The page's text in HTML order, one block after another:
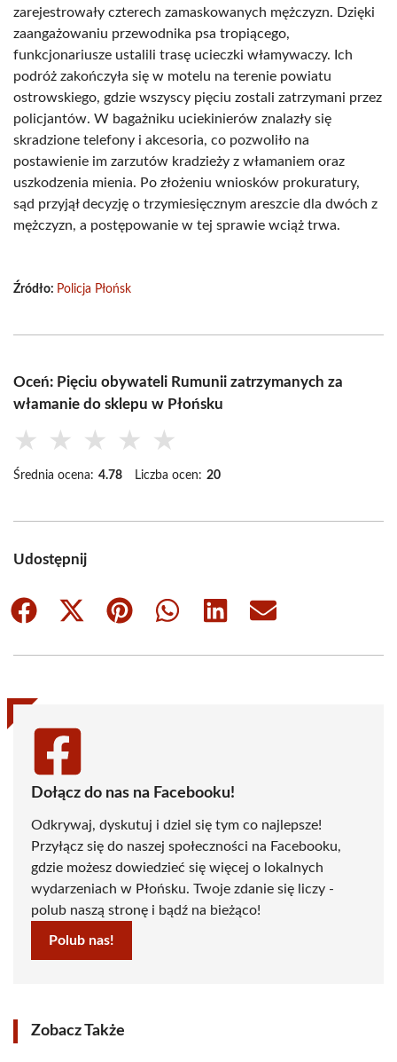
zarejestrowały czterech zamaskowanych mężczyzn. Dzięki
zaangażowaniu przewodnika psa tropiącego,
funkcjonariusze ustalili trasę ucieczki włamywaczy. Ich
podróż zakończyła się w motelu na terenie powiatu
ostrowskiego, gdzie wszyscy pięciu zostali zatrzymani przez
policjantów. W bagażniku uciekinierów znalazły się
skradzione telefony i akcesoria, co pozwoliło na
postawienie im zarzutów kradzieży z włamaniem oraz
uszkodzenia mienia. Po złożeniu wniosków prokuratury,
sąd przyjął decyzję o trzymiesięcznym areszcie dla dwóch z
mężczyzn, a postępowanie w tej sprawie wciąż trwa.
Źródło: Policja Płońsk
Oceń: Pięciu obywateli Rumunii zatrzymanych za
włamanie do sklepu w Płońsku
★ ★ ★ ★ ★
Średnia ocena: 4.78 Liczba ocen: 20
Udostępnij
Share
Share
(Twitter)
Share
Share
Share
Share
Dołącz do nas na Facebooku!
Odkrywaj, dyskutuj i dziel się tym co najlepsze!
Przyłącz się do naszej społeczności na Facebooku,
gdzie możesz dowiedzieć się więcej o lokalnych
wydarzeniach w Płońsku. Twoje zdanie się liczy -
polub naszą stronę i bądź na bieżąco!
Polub nas!
Zobacz Także